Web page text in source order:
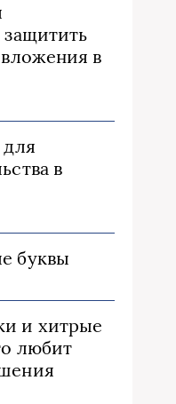
защитить
в
для
в
буквы
и хитрые
любит